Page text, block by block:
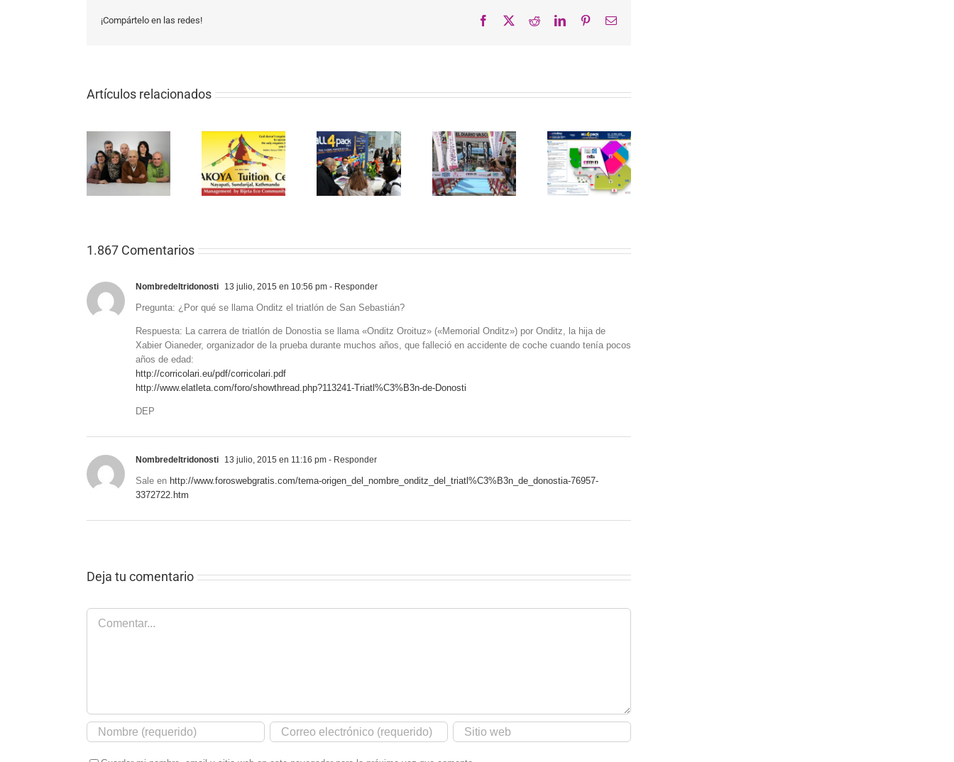
¡Compártelo en las redes! Facebook RedditLinkedInPinterestCorreo
Artículos relacionados
1.867 Comentarios
Nombredeltridonosti 13 julio, 2015 en 10:56 pm - Responder
Pregunta: ¿Por qué se llama Onditz el triatlón de San Sebastián?
Respuesta: La carrera de triatlón de Donostia se llama «Onditz Oroituz» («Memorial Onditz») por Onditz, la hija de
Xabier Oianeder, organizador de la prueba durante muchos años, que falleció en accidente de coche cuando tenía pocos
años de edad:
http://corricolari.eu/pdf/corricolari.pdf
http://www.elatleta.com/foro/showthread.php?113241-Triatl%C3%B3n-de-Donosti
DEP
Nombredeltridonosti 13 julio, 2015 en 11:16 pm - Responder
Sale en http://www.foroswebgratis.com/tema-origen_del_nombre_onditz_del_triatl%C3%B3n_de_donostia-76957-
3372722.htm
Deja tu comentario
Comentar